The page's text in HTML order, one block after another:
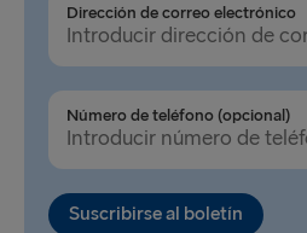
Travemünde → Liepāja
Dirección de correo electrónico
Número de teléfono (opcional)
Suscribirse al boletín